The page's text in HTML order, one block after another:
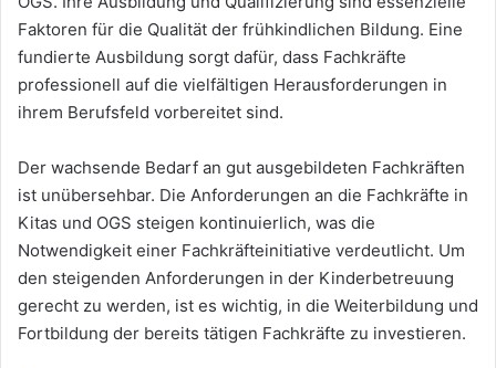
Faktoren für die Qualität der frühkindlichen Bildung. Eine
fundierte Ausbildung sorgt dafür, dass Fachkräfte
professionell auf die vielfältigen Herausforderungen in
ihrem Berufsfeld vorbereitet sind.
Der wachsende Bedarf an gut ausgebildeten Fachkräften
ist unübersehbar. Die Anforderungen an die Fachkräfte in
Kitas und OGS steigen kontinuierlich, was die
Notwendigkeit einer Fachkräfteinitiative verdeutlicht. Um
den steigenden Anforderungen in der Kinderbetreuung
gerecht zu werden, ist es wichtig, in die Weiterbildung und
Fortbildung der bereits tätigen Fachkräfte zu investieren.